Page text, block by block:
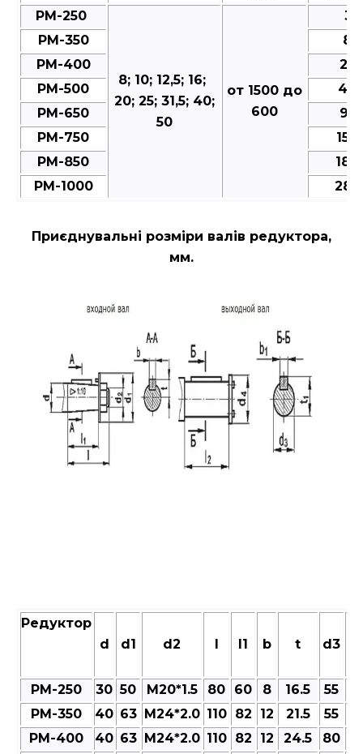
РМ-250
8; 10; 12,5; 16;
20; 25; 31,5; 40;
50
от 1500 до
600
РМ-350
РМ-400
РМ-500
РМ-650
РМ-750
РМ-850
РМ-1000
Приєднувальні розміри валів редуктора,
мм.
Редуктор
d
d1 d2 l l1 b t d3
РМ-250 30 50 M20*1.5 80 60 8 16.5 55
РМ-350
40 63 M24*2.0 110 82 12 21.5 55
РМ-400
40 63 M24*2.0 110 82 12 24.5 80